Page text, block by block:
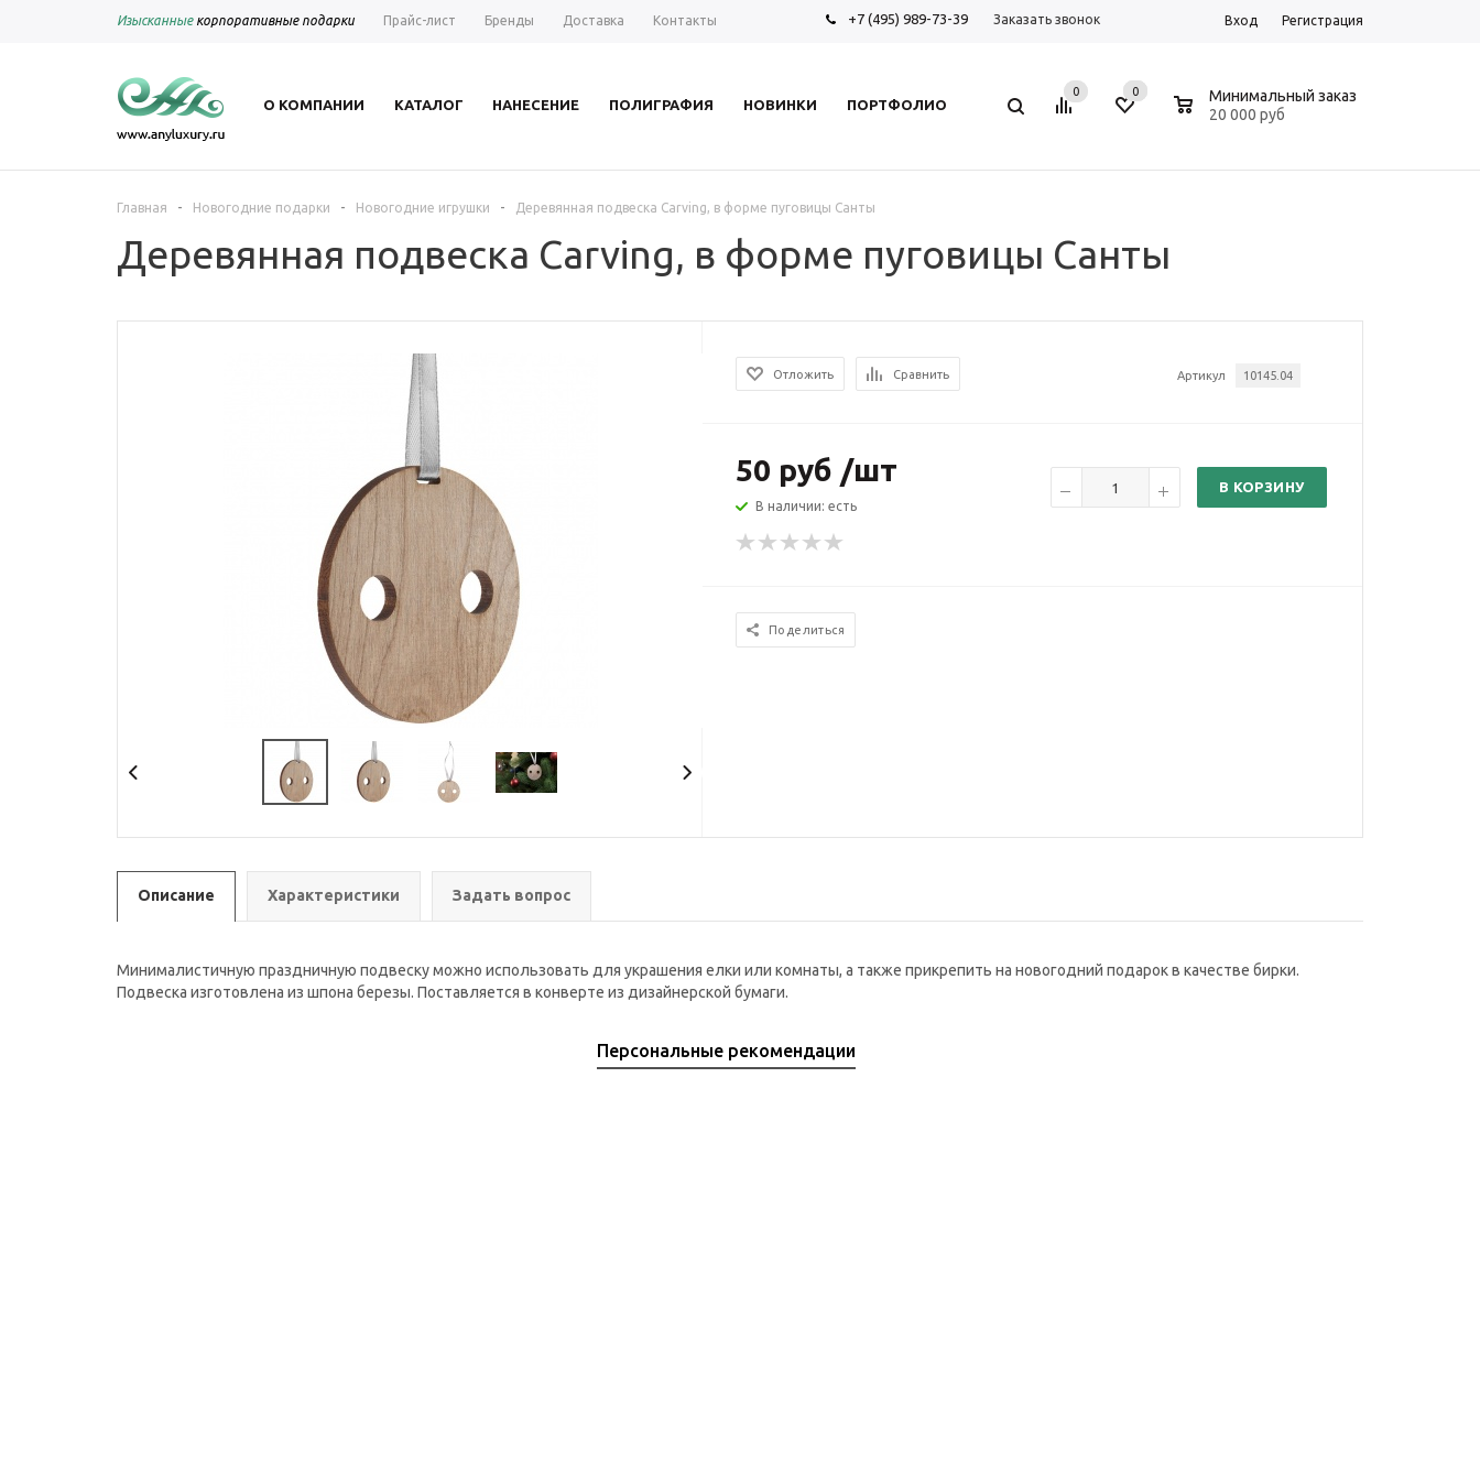
Изысканныекорпоративные подарки Прайс-лист Бренды Доставка Контакты +7 (495) 989-73-39 Заказать звонок Вход Регистрация
О КОМПАНИИ КАТАЛОГ НАНЕСЕНИЕ ПОЛИГРАФИЯ НОВИНКИ ПОРТФОЛИО
0 0
Минимальный заказ
20 000 руб
Главная - Новогодние подарки - Новогодние игрушки - Деревянная подвеска Carving, в форме пуговицы Санты
Деревянная подвеска Carving, в форме пуговицы Санты
Артикул 10145.04
Отложить Сравнить
50 руб /шт
В наличии: есть
В КОРЗИНУ
Поделиться
Описание Характеристики Задать вопрос
Минималистичную праздничную подвеску можно использовать для украшения елки или комнаты, а также прикрепить на новогодний подарок в качестве бирки.
Подвеска изготовлена из шпона березы. Поставляется в конверте из дизайнерской бумаги.
Персональные рекомендации